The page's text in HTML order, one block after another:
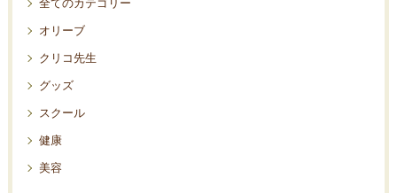
全てのカテゴリー
オリーブ
クリコ先生
グッズ
スクール
健康
美容